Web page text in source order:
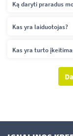
Ką daryti praradus
Kas yra laiduotojas?
Kas yra turto